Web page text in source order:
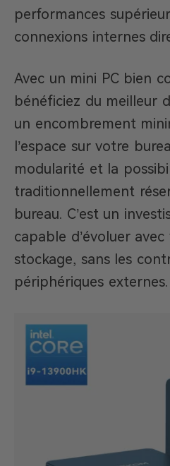
performances
connexions internes
Avec un mini PC bien
bénéficiez du meilleur
un encombrement
l’espace sur votre
modularité et la
traditionnellement
bureau. C’est un
capable d’évoluer
stockage, sans les
périphériques externes.